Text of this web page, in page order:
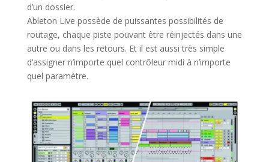
d’un dossier.
Ableton Live possède de puissantes possibilités de
routage, chaque piste pouvant être réinjectés dans une
autre ou dans les retours. Et il est aussi très simple
d’assigner n’importe quel contrôleur midi à n’importe
quel paramètre.